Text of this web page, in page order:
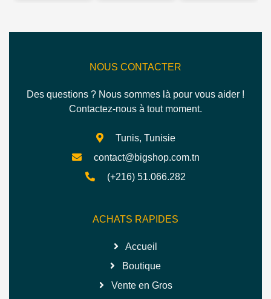
NOUS CONTACTER
Des questions ? Nous sommes là pour vous aider !
Contactez-nous à tout moment.
Tunis, Tunisie
contact@bigshop.com.tn
(+216) 51.066.282
ACHATS RAPIDES
Accueil
Boutique
Vente en Gros